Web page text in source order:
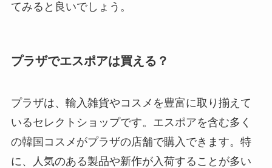
てみると良いでしょう。
プラザでエスポアは買える？
プラザは、輸入雑貨やコスメを豊富に取り揃えて
いるセレクトショップです。エスポアを含む多く
の韓国コスメがプラザの店舗で購入できます。特
に、人気のある製品や新作が入荷することが多い